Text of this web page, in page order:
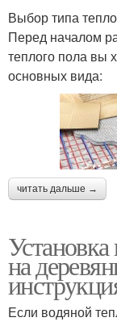
Выбор типа
Перед началом
теплого пола вы
основных вида:
читать дальше →
Установка
на
Если водяной